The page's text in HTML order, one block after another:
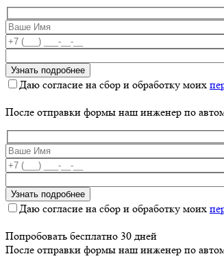
Даю согласие на сбор и обработку моих
После отправки формы наш инженер по
Даю согласие на сбор и обработку моих
Попробовать бесплатно 30 дней
После отправки формы наш инженер по